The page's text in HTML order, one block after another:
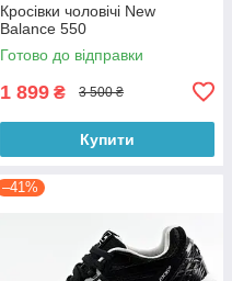
Кросівки чоловічі New
Balance 550
Готово до відправки
1 899 ₴ 3 500 ₴
Купити
–41%